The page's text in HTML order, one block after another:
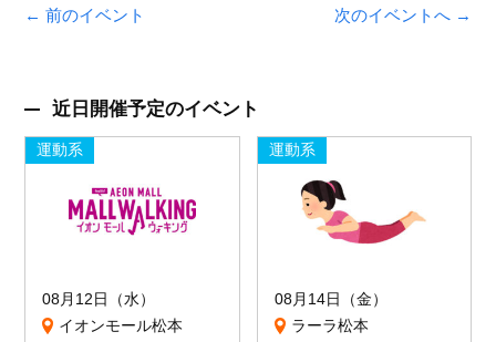
← 前のイベント 次のイベントへ →
近日開催予定のイベント
運動系
08月12日（水）
イオンモール松本
運動系
08月14日（金）
ラーラ松本